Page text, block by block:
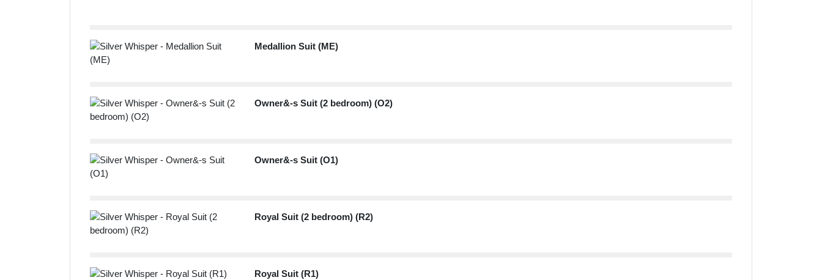
Medallion Suit (ME)
Owner&-s Suit (2 bedroom) (O2)
Owner&-s Suit (O1)
Royal Suit (2 bedroom) (R2)
Royal Suit (R1)